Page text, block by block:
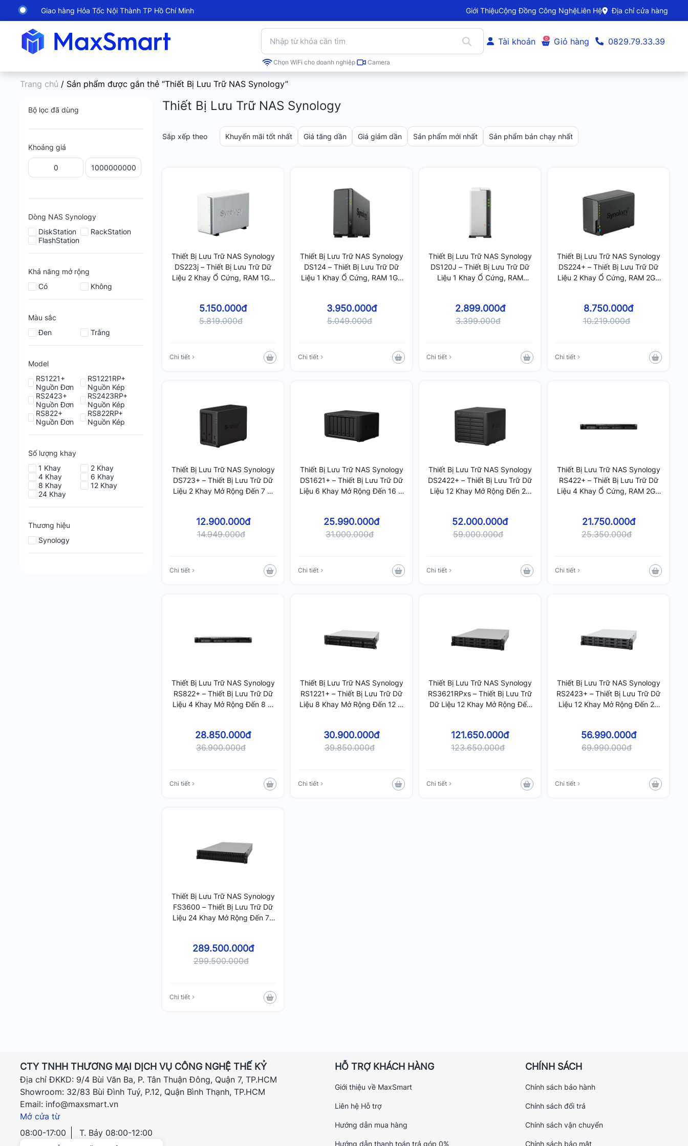
Giao hàng Hỏa Tốc Nội Thành TP Hồ Chí Minh Giới ThiệuCộng Đồng Công NghệLiên Hệ Địa chỉ cửa hàng
Chọn WiFi cho doanh nghiệp Camera
Tài khoản 0 Giỏ hàng 0829.79.33.39
Trang chủ / Sản phẩm được gắn thẻ “Thiết Bị Lưu Trữ NAS Synology”
Bộ lọc đã dùng
Khoảng giá
Dòng NAS Synology
DiskStation
RackStation
FlashStation
Khả năng mở rộng
Có
Không
Màu sắc
Đen
Trắng
Model
RS1221+
Nguồn Đơn
RS1221RP+
Nguồn Kép
RS2423+
Nguồn Đơn
RS2423RP+
Nguồn Kép
RS822+
Nguồn Đơn
RS822RP+
Nguồn Kép
Số lượng khay
1 Khay
2 Khay
4 Khay
6 Khay
8 Khay
12 Khay
24 Khay
Thương hiệu
Synology
Thiết Bị Lưu Trữ NAS Synology
Sắp xếp theo Khuyến mãi tốt nhất Giá tăng dần Giá giảm dần Sản phẩm mới nhất Sản phẩm bán chạy nhất
Thiết Bị Lưu Trữ NAS Synology
DS223j – Thiết Bị Lưu Trữ Dữ
Liệu 2 Khay Ổ Cứng, RAM 1GB
5.150.000đ
5.819.000đ
Chi tiết
Thiết Bị Lưu Trữ NAS Synology
DS124 – Thiết Bị Lưu Trữ Dữ
Liệu 1 Khay Ổ Cứng, RAM 1GB
3.950.000đ
5.049.000đ
Chi tiết
Thiết Bị Lưu Trữ NAS Synology
DS120J – Thiết Bị Lưu Trữ Dữ
Liệu 1 Khay Ổ Cứng, RAM
2.899.000đ
3.399.000đ
Chi tiết
Thiết Bị Lưu Trữ NAS Synology
DS224+ – Thiết Bị Lưu Trữ Dữ
Liệu 2 Khay Ổ Cứng, RAM 2GB
8.750.000đ
10.219.000đ
Chi tiết
Thiết Bị Lưu Trữ NAS Synology
DS723+ – Thiết Bị Lưu Trữ Dữ
Liệu 2 Khay Mở Rộng Đến 7 Ổ
12.900.000đ
14.949.000đ
Chi tiết
Thiết Bị Lưu Trữ NAS Synology
DS1621+ – Thiết Bị Lưu Trữ Dữ
Liệu 6 Khay Mở Rộng Đến 16 Ổ
25.990.000đ
31.000.000đ
Chi tiết
Thiết Bị Lưu Trữ NAS Synology
DS2422+ – Thiết Bị Lưu Trữ Dữ
Liệu 12 Khay Mở Rộng Đến 24
52.000.000đ
59.000.000đ
Chi tiết
Thiết Bị Lưu Trữ NAS Synology
RS422+ – Thiết Bị Lưu Trữ Dữ
Liệu 4 Khay Ổ Cứng, RAM 2GB
21.750.000đ
25.350.000đ
Chi tiết
Thiết Bị Lưu Trữ NAS Synology
RS822+ – Thiết Bị Lưu Trữ Dữ
Liệu 4 Khay Mở Rộng Đến 8 Ổ
28.850.000đ
36.900.000đ
Chi tiết
Thiết Bị Lưu Trữ NAS Synology
RS1221+ – Thiết Bị Lưu Trữ Dữ
Liệu 8 Khay Mở Rộng Đến 12 Ổ
30.900.000đ
39.850.000đ
Chi tiết
Thiết Bị Lưu Trữ NAS Synology
RS3621RPxs – Thiết Bị Lưu Trữ
Dữ Liệu 12 Khay Mở Rộng Đến
121.650.000đ
123.650.000đ
Chi tiết
Thiết Bị Lưu Trữ NAS Synology
RS2423+ – Thiết Bị Lưu Trữ Dữ
Liệu 12 Khay Mở Rộng Đến 24
56.990.000đ
69.990.000đ
Chi tiết
Thiết Bị Lưu Trữ NAS Synology
FS3600 – Thiết Bị Lưu Trữ Dữ
Liệu 24 Khay Mở Rộng Đến 72
289.500.000đ
299.500.000đ
Chi tiết
CTY TNHH THƯƠNG MẠI DỊCH VỤ CÔNG NGHỆ THẾ KỶ
Địa chỉ ĐKKD: 9/4 Bùi Văn Ba, P. Tân Thuận Đông, Quận 7, TP.HCM
Showroom: 32/83 Bùi Đình Tuý, P.12, Quận Bình Thạnh, TP.HCM
Email: info@maxsmart.vn
Mở cửa từ
08:00-17:00
T. Bảy 08:00-12:00
HỖ TRỢ KHÁCH HÀNG
Giới thiệu về MaxSmart
Liên hệ Hỗ trợ
Hướng dẫn mua hàng
Hướng dẫn thanh toán trả góp 0%
CHÍNH SÁCH
Chính sách bảo hành
Chính sách đổi trả
Chính sách vận chuyển
Chính sách bảo mật